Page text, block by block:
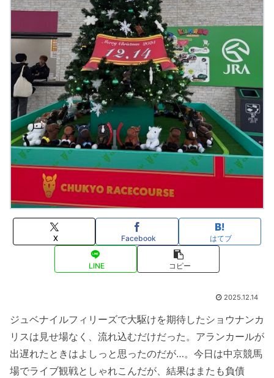
X Facebook はてブ
LINE コピー
2025.12.14
ジュベナイルフィリーズで大駆けを期待したショウナンカ
リスは見せ場なく、流れ込むだけだった。アランカールが
出遅れたときはよしっと思ったのだが…。今日は中京競馬
場でライブ観戦としゃれこんだが、結果はまたも負債